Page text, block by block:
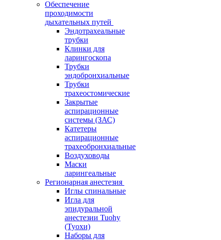
Обеспечение
проходимости
дыхательных путей
Эндотрахеальные
трубки
Клинки для
ларингоскопа
Трубки
эндобронхиальные
Трубки
трахеостомические
Закрытые
аспирационные
системы (ЗАС)
Катетеры
аспирационные
трахеобронхиальные
Воздуховоды
Маски
ларингеальные
Регионарная анестезия
Иглы спинальные
Игла для
эпидуральной
анестезии Tuohy
(Туохи)
Наборы для